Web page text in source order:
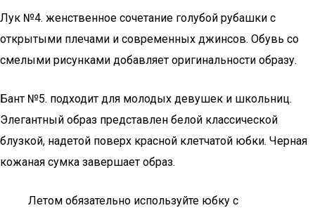
Лук №4. женственное сочетание голубой рубашки с
открытыми плечами и современных джинсов. Обувь со
смелыми рисунками добавляет оригинальности образу.
Бант №5. подходит для молодых девушек и школьниц.
Элегантный образ представлен белой классической
блузкой, надетой поверх красной клетчатой юбки. Черная
кожаная сумка завершает образ.
Летом обязательно используйте юбку с